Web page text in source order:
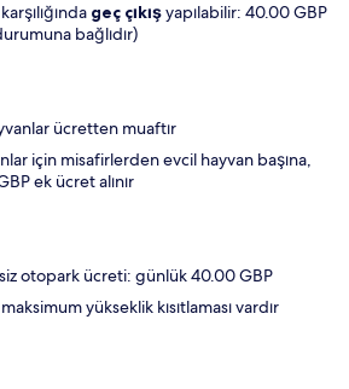
geç çıkışyapılabilir: 40.00 GBP
bağlıdır)
ücretten muaftır
için misafirlerden evcil hayvan başına,
ek ücret alınır
otopark ücreti: günlük 40.00 GBP
yükseklik kısıtlaması vardır